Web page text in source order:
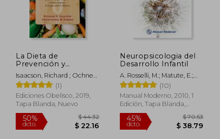
dcto. $ 23.05 dcto.
La Dieta de
Prevención y
Tratamiento del
Alzhéimer (Salud y
Vida Natural)
Isaacson, Richard ; Ochner,
Christopher (1)
Ediciones Obelisco, 2019,
Tapa Blanda, Nuevo
Neuropsicologia del
Desarrollo Infantil
A. Rosselli, M.; Matute, E.;
Ardila
(10)
Manual Moderno, 2010, 1
Edición, Tapa Blanda,
Nuevo